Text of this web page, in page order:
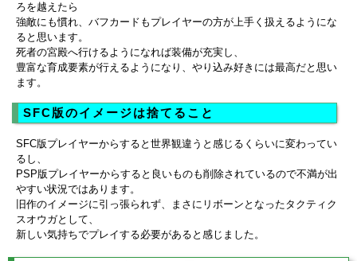
ろを越えたら
強敵にも慣れ、バフカードもプレイヤーの方が上手く扱えるようにな
ると思います。
死者の宮殿へ行けるようになれば装備が充実し、
豊富な育成要素が行えるようになり、やり込み好きには最高だと思い
ます。
SFC版のイメージは捨てること
SFC版プレイヤーからすると世界観違うと感じるくらいに変わってい
るし、
PSP版プレイヤーからすると良いものも削除されているので不満が出
やすい状況ではあります。
旧作のイメージに引っ張られず、まさにリボーンとなったタクティク
スオウガとして、
新しい気持ちでプレイする必要があると感じました。